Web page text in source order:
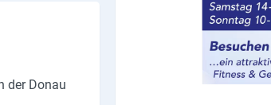
der Donau